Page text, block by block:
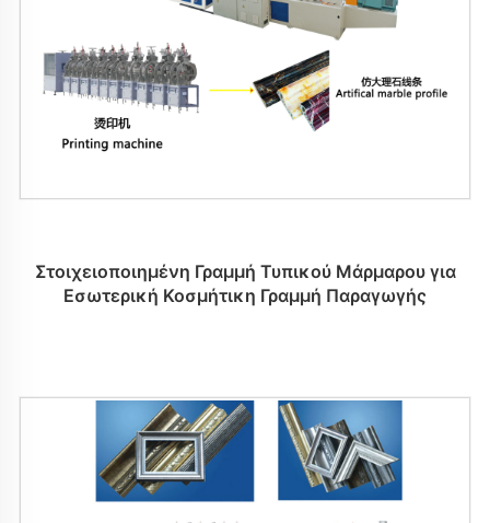
Στοιχειοποιημένη Γραμμή Τυπικού Μάρμαρου για
Εσωτερική Κοσμήτικη Γραμμή Παραγωγής